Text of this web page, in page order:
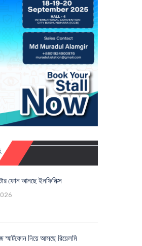
ফোন আনছে ইনফিনিক্স
স্মার্টফোন নিয়ে আসছে রিয়েলমি